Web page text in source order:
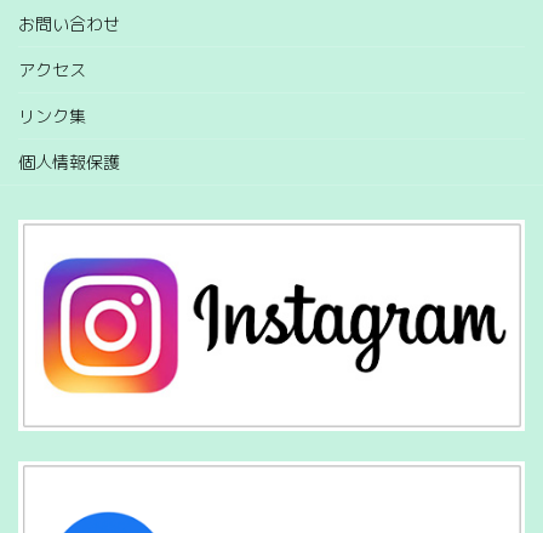
お問い合わせ
アクセス
リンク集
個人情報保護